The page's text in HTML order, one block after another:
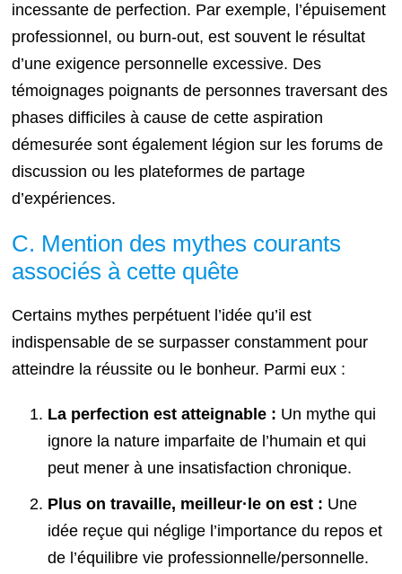
incessante de perfection. Par exemple, l’épuisement
professionnel, ou burn-out, est souvent le résultat
d’une exigence personnelle excessive. Des
témoignages poignants de personnes traversant des
phases difficiles à cause de cette aspiration
démesurée sont également légion sur les forums de
discussion ou les plateformes de partage
d’expériences.
C. Mention des mythes courants
associés à cette quête
Certains mythes perpétuent l’idée qu’il est
indispensable de se surpasser constamment pour
atteindre la réussite ou le bonheur. Parmi eux :
La perfection est atteignable : Un mythe qui
ignore la nature imparfaite de l’humain et qui
peut mener à une insatisfaction chronique.
Plus on travaille, meilleur·le on est : Une
idée reçue qui néglige l’importance du repos et
de l’équilibre vie professionnelle/personnelle.